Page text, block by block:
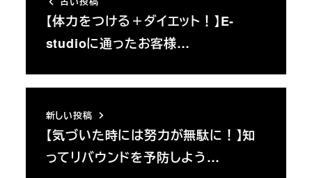
【体力をつける＋ダイエット！】E-
studioに通ったお客様…
新しい投稿
【気づいた時には努力が無駄に！】知
ってリバウンドを予防しよう…